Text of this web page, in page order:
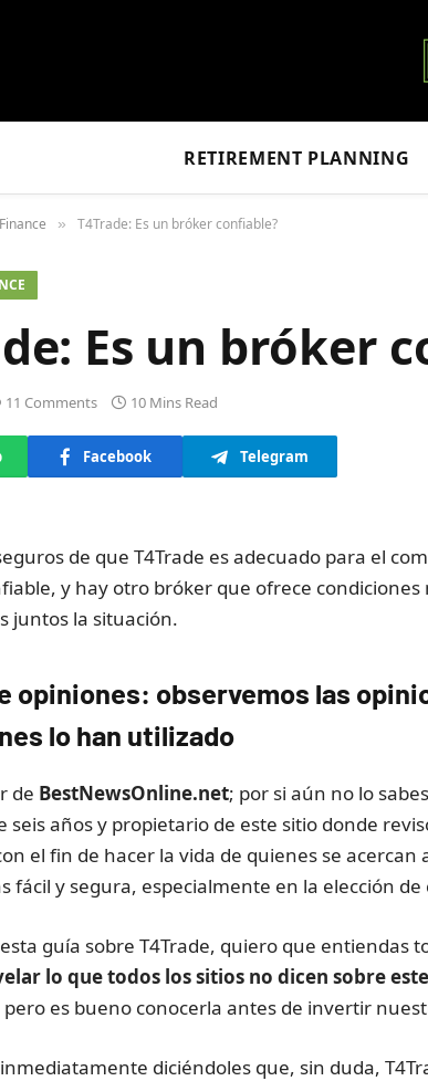
RETIREMENT PLANNING
» T4Trade: Es un bróker confiable?
Es un bróker
11 Comments 10 Mins Read
Facebook Telegram
de que T4Trade es adecuado para el
y hay otro bróker que ofrece
juntos la situación.
opiniones: observemos las
lo han utilizado
de BestNewsOnline.net; por si aún no lo
seis años y propietario de este sitio donde
el fin de hacer la vida de quienes se acercan
fácil y segura, especialmente en la elección
guía sobre T4Trade, quiero que entiendas
lo que todos los sitios no dicen sobre
es bueno conocerla antes de invertir
diciéndoles que, sin duda,